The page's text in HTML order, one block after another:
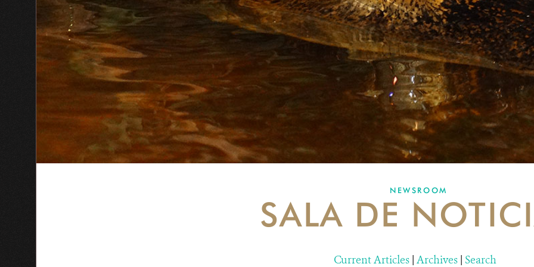
NEWSROOM
SALA DE
Current Articles | Archives | Search